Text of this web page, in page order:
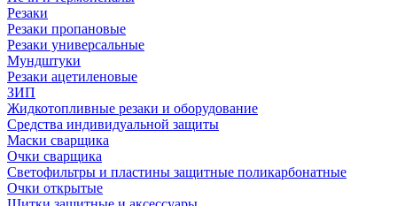
Резаки
Резаки пропановые
Резаки универсальные
Мундштуки
Резаки ацетиленовые
ЗИП
Жидкотопливные резаки и оборудование
Средства индивидуальной защиты
Маски сварщика
Очки сварщика
Светофильтры и пластины защитные поликарбонатные
Очки открытые